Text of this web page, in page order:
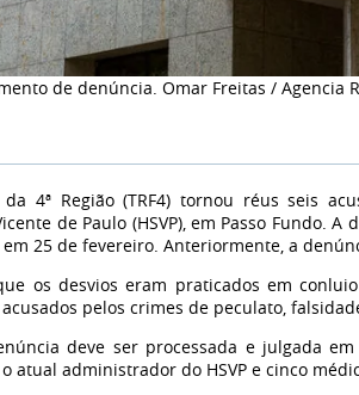
de denúncia. Omar Freitas / Agencia
4ª Região (TRF4) tornou réus seis
de Paulo (HSVP), em Passo Fundo.
25 de fevereiro. Anteriormente, a
os desvios eram praticados em
pelos crimes de peculato,
deve ser processada e julgada
atual administrador do HSVP e cinco